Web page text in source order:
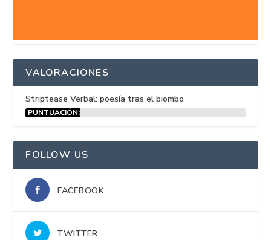
VALORACIONES
Striptease Verbal: poesía tras el biombo
PUNTUACIÓN:
FOLLOW US
FACEBOOK
TWITTER